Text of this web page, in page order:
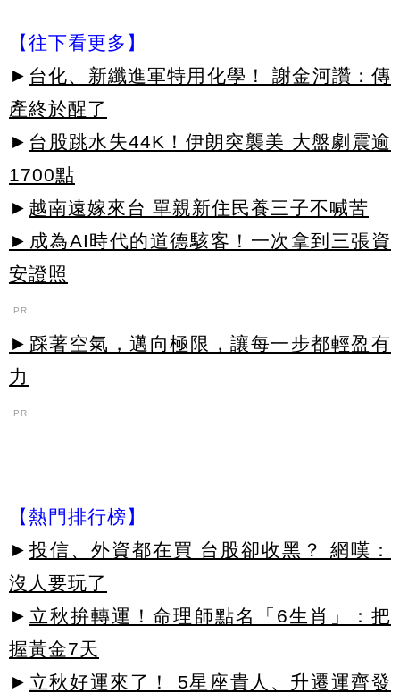
【往下看更多】
► 台化、新纖進軍特用化學！ 謝金河讚：傳
產終於醒了
► 台股跳水失44K！伊朗突襲美 大盤劇震逾
1700點
► 越南遠嫁來台 單親新住民養三子不喊苦
►成為AI時代的道德駭客！一次拿到三張資
安證照
PR
►踩著空氣，邁向極限，讓每一步都輕盈有
力
PR
【熱門排行榜】
► 投信、外資都在買 台股卻收黑？ 網嘆：
沒人要玩了
► 立秋拚轉運！命理師點名「6生肖」：把
握黃金7天
► 立秋好運來了！ 5星座貴人、升遷運齊發